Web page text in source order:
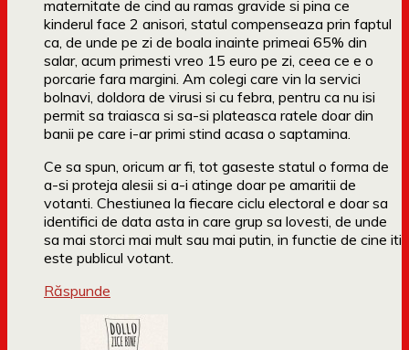
maternitate de cind au ramas gravide si pina ce
kinderul face 2 anisori, statul compenseaza prin faptul
ca, de unde pe zi de boala inainte primeai 65% din
salar, acum primesti vreo 15 euro pe zi, ceea ce e o
porcarie fara margini. Am colegi care vin la servici
bolnavi, doldora de virusi si cu febra, pentru ca nu isi
permit sa traiasca si sa-si plateasca ratele doar din
banii pe care i-ar primi stind acasa o saptamina.
Ce sa spun, oricum ar fi, tot gaseste statul o forma de
a-si proteja alesii si a-i atinge doar pe amaritii de
votanti. Chestiunea la fiecare ciclu electoral e doar sa
identifici de data asta in care grup sa lovesti, de unde
sa mai storci mai mult sau mai putin, in functie de cine iti
este publicul votant.
Răspunde